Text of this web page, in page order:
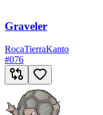
Graveler
RocaTierraKanto
#076